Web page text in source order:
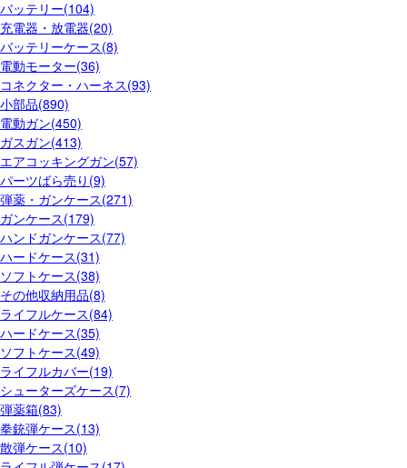
バッテリー(104)
充電器・放電器(20)
バッテリーケース(8)
電動モーター(36)
コネクター・ハーネス(93)
小部品(890)
電動ガン(450)
ガスガン(413)
エアコッキングガン(57)
パーツばら売り(9)
弾薬・ガンケース(271)
ガンケース(179)
ハンドガンケース(77)
ハードケース(31)
ソフトケース(38)
その他収納用品(8)
ライフルケース(84)
ハードケース(35)
ソフトケース(49)
ライフルカバー(19)
シューターズケース(7)
弾薬箱(83)
拳銃弾ケース(13)
散弾ケース(10)